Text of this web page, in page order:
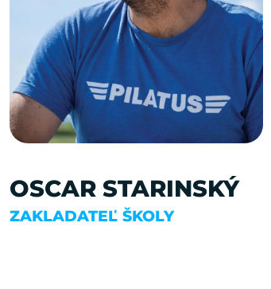
OSCAR STARINSKÝ
ZAKLADATEĽ ŠKOLY